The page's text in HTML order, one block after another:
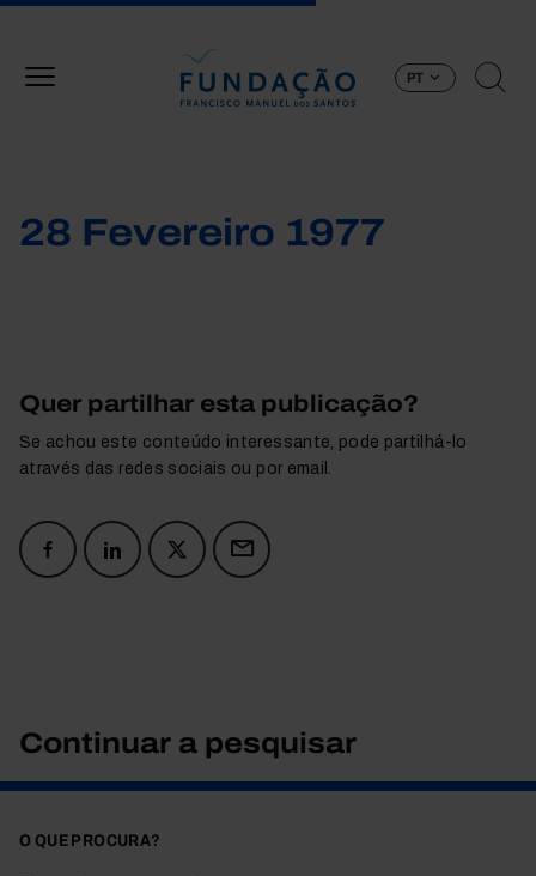
PT
28 Fevereiro 1977
Quer partilhar esta publicação?
Se achou este conteúdo interessante, pode partilhá-lo
através das redes sociais ou por email.
Continuar a pesquisar
O QUE PROCURA?